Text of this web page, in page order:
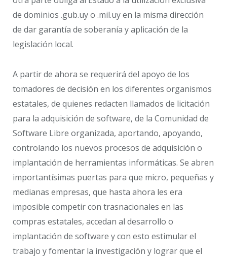
de dominios .gub.uy o .mil.uy en la misma dirección
de dar garantía de soberanía y aplicación de la
legislación local.
A partir de ahora se requerirá del apoyo de los
tomadores de decisión en los diferentes organismos
estatales, de quienes redacten llamados de licitación
para la adquisición de software, de la Comunidad de
Software Libre organizada, aportando, apoyando,
controlando los nuevos procesos de adquisición o
implantación de herramientas informáticas. Se abren
importantísimas puertas para que micro, pequeñas y
medianas empresas, que hasta ahora les era
imposible competir con trasnacionales en las
compras estatales, accedan al desarrollo o
implantación de software y con esto estimular el
trabajo y fomentar la investigación y lograr que el